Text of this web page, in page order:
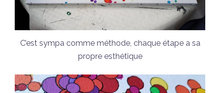
C’est sympa comme méthode, chaque étape a sa
propre esthétique